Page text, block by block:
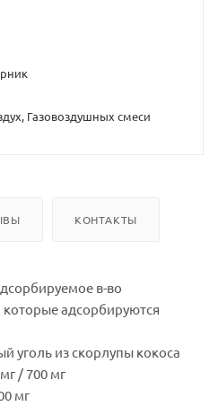
Газовоздушных смеси
КОНТАКТЫ
в-во
адсорбируются
уголь из скорлупы кокоса
/ 700 мг
мг